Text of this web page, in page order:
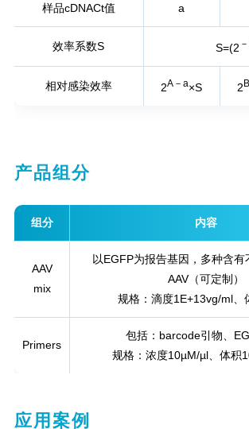
样品cDNACt值 a
效率系数S S=(2
相对感染效率 2A－a×S 2
产品组分
组分 内容
AAV
mix
以EGFP为报告基因，多种含
AAV（可定制）
规格：滴度1E+13vg/ml、
Primers
包括：barcode引物、
规格：浓度10µM/µl、体积
应用案例